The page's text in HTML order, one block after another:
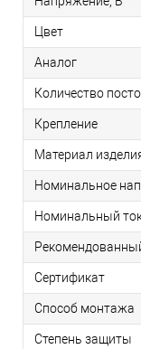
Цвет
Аналог
Количество
Крепление
Материал
Номинальное
Номинальный
Сертификат
Способ монтажа
Степень защиты